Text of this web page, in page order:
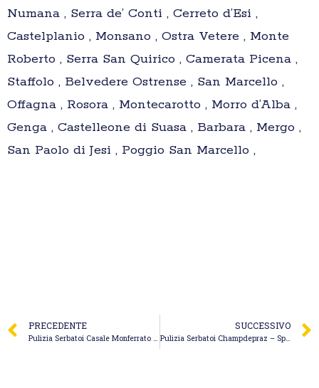
Numana , Serra de’ Conti , Cerreto d’Esi ,
Castelplanio , Monsano , Ostra Vetere , Monte
Roberto , Serra San Quirico , Camerata Picena ,
Staffolo , Belvedere Ostrense , San Marcello ,
Offagna , Rosora , Montecarotto , Morro d’Alba ,
Genga , Castelleone di Suasa , Barbara , Mergo ,
San Paolo di Jesi , Poggio San Marcello ,
PRECEDENTE
Pulizia Serbatoi Casale Monferrato – Marazzato Soluzioni Ambientali S.r.l.
SUCCESSIVO
Pulizia Serbatoi Champdepraz – Spurgo Ecovallee